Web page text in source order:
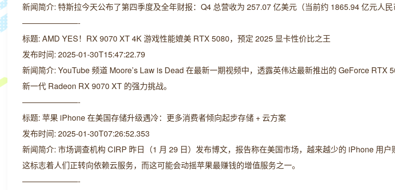
新闻简介: 特斯拉今天公布了第四季度及全年财报：Q4 总营收为 257.07 亿美元（当前约 1865.94 亿元人民
———————-
标题: AMD YES！RX 9070 XT 4K 游戏性能媲美 RTX 5080，预定 2025 显卡性价比之王
发布时间: 2025-01-30T15:47:22.79
新闻简介: YouTube 频道 Moore’s Law is Dead 在最新一期视频中，透露英伟达最新推出的 GeForce RTX
新一代 Radeon RX 9070 XT 的强力挑战。
———————-
标题: 苹果 iPhone 在美国存储升级遇冷：更多消费者倾向起步存储 + 云方案
发布时间: 2025-01-30T07:26:52.353
新闻简介: 市场调查机构 CIRP 昨日（1 月 29 日）发布博文，报告称在美国市场，越来越少的 iPhone 用
这标志着人们正转向依赖云服务，而这可能会动摇苹果最赚钱的增值服务之一。
———————-